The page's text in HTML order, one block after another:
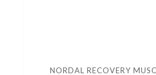
NORDAL RECOVERY